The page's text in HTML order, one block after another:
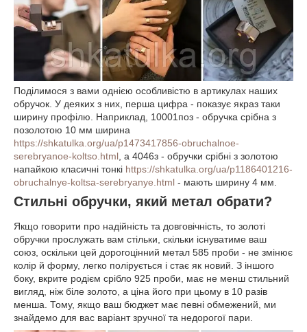
Поділимося з вами однією особливістю в артикулах наших
обручок. У деяких з них, перша цифра - показує якраз таки
ширину профілю. Наприклад, 10001поз - обручка срібна з
позолотою 10 мм ширина
https://shkatulka.org/ua/p1473417856-obruchalnoe-
serebryanoe-koltso.html , а 4046з - обручки срібні з золотою
напайкою класичні тонкі https://shkatulka.org/ua/p1186401216-
obruchalnye-koltsa-serebryanye.html - мають ширину 4 мм.
Стильні обручки, який метал обрати?
Якщо говорити про надійність та довговічність, то золоті
обручки прослужать вам стільки, скільки існуватиме ваш
союз, оскільки цей дорогоцінний метал 585 проби - не змінює
колір й форму, легко полірується і стає як новий. З іншого
боку, вкрите родієм срібло 925 проби, має не менш стильний
вигляд, ніж біле золото, а ціна його при цьому в 10 разів
менша. Тому, якщо ваш бюджет має певні обмежений, ми
знайдемо для вас варіант зручної та недорогої пари.